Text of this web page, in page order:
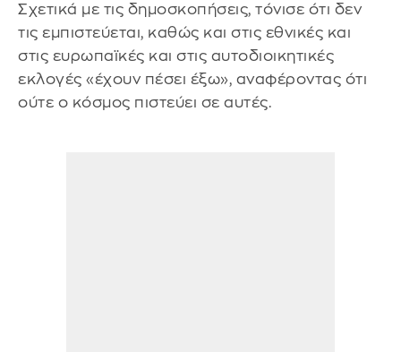
Σχετικά με τις δημοσκοπήσεις, τόνισε ότι δεν
τις εμπιστεύεται, καθώς και στις εθνικές και
στις ευρωπαϊκές και στις αυτοδιοικητικές
εκλογές «έχουν πέσει έξω», αναφέροντας ότι
ούτε ο κόσμος πιστεύει σε αυτές.